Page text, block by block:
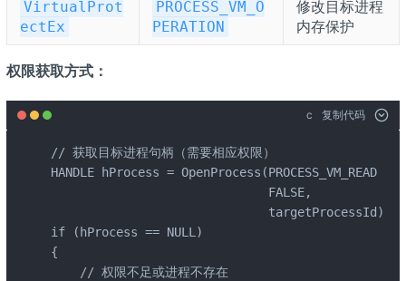
VirtualProt
ectEx
PROCESS_VM_O
PERATION
修改目标进程
内存保护
权限获取方式：
c 复制代码
// 获取目标进程句柄（需要相应权限）
HANDLE hProcess = OpenProcess(PROCESS_VM_READ |
                              FALSE,
                              targetProcessId);
if (hProcess == NULL)
{
    // 权限不足或进程不存在